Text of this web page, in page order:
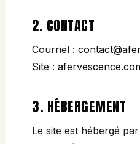
2. CONTACT
Courriel :
Site :
3. HÉBERGEMENT
Le site est hébergé par